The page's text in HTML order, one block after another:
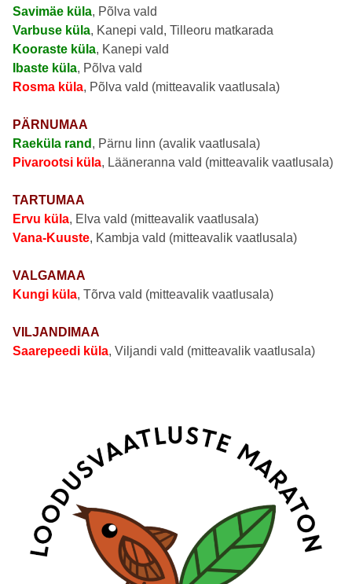
Savimäe küla, Põlva vald
Varbuse küla, Kanepi vald, Tilleoru matkarada
Kooraste küla, Kanepi vald
Ibaste küla, Põlva vald
Rosma küla, Põlva vald (mitteavalik vaatlusala)
PÄRNUMAA
Raeküla rand , Pärnu linn (avalik vaatlusala)
Pivarootsi küla, Lääneranna vald (mitteavalik vaatlusala)
TARTUMAA
Ervu küla, Elva vald (mitteavalik vaatlusala)
Vana-Kuuste, Kambja vald (mitteavalik vaatlusala)
VALGAMAA
Kungi küla, Tõrva vald (mitteavalik vaatlusala)
VILJANDIMAA
Saarepeedi küla, Viljandi vald (mitteavalik vaatlusala)